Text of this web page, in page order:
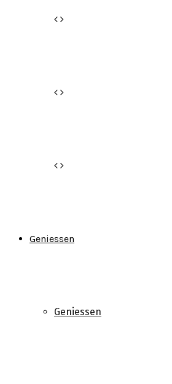
Geniessen
Geniessen